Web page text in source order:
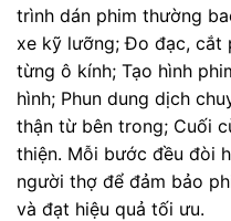
trình dán phim thường
xe kỹ lưỡng; Đo đạc, cắt
từng ô kính; Tạo hình
hình; Phun dung dịch
thận từ bên trong; Cuối
thiện. Mỗi bước đều đòi
người thợ để đảm bảo
và đạt hiệu quả tối ưu.